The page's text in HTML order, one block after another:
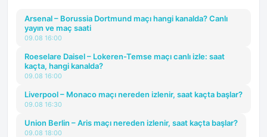
Arsenal – Borussia Dortmund maçı hangi kanalda? Canlı
yayın ve maç saati
09.08 16:00
Roeselare Daisel – Lokeren-Temse maçı canlı izle: saat
kaçta, hangi kanalda?
09.08 16:00
Liverpool – Monaco maçı nereden izlenir, saat kaçta başlar?
09.08 16:30
Union Berlin – Aris maçı nereden izlenir, saat kaçta başlar?
09.08 18:00